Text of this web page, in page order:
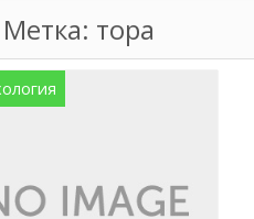
Метка: тора